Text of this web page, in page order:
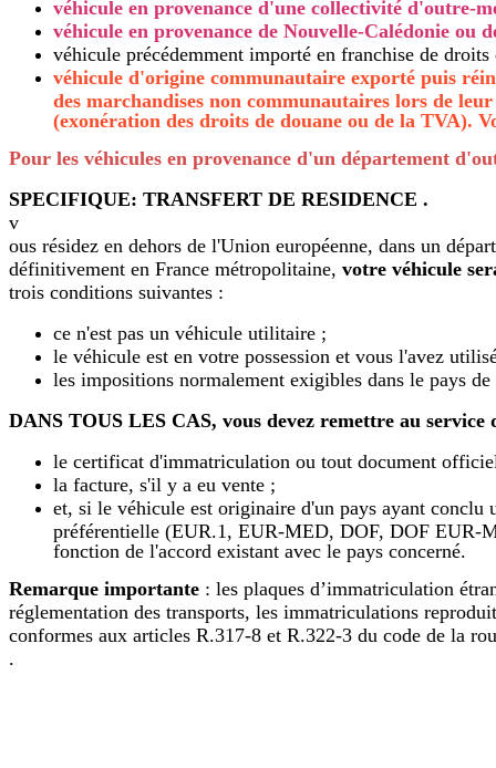
véhicule en provenance d'une collectivité d'outre-
véhicule en provenance de Nouvelle-Calédonie ou
véhicule précédemment importé en franchise de
véhicule d'origine communautaire exporté puis
des marchandises non communautaires lors de
(exonération des droits de douane ou de la TVA).
Pour les véhicules en provenance d'un département
SPECIFIQUE: TRANSFERT DE RESIDENCE .
v
ous résidez en dehors de l'Union européenne, dans un
définitivement en France métropolitaine, votre véhicule
trois conditions suivantes :
ce n'est pas un véhicule utilitaire ;
le véhicule est en votre possession et vous l'avez
les impositions normalement exigibles dans le pays
DANS TOUS LES CAS, vous devez remettre au service
le certificat d'immatriculation ou tout document
la facture, s'il y a eu vente ;
et, si le véhicule est originaire d'un pays ayant
préférentielle (EUR.1, EUR-MED, DOF, DOF EUR-
fonction de l'accord existant avec le pays concerné.
Remarque importante : les plaques d’immatriculation
réglementation des transports, les immatriculations
conformes aux articles R.317-8 et R.322-3 du code de la
.